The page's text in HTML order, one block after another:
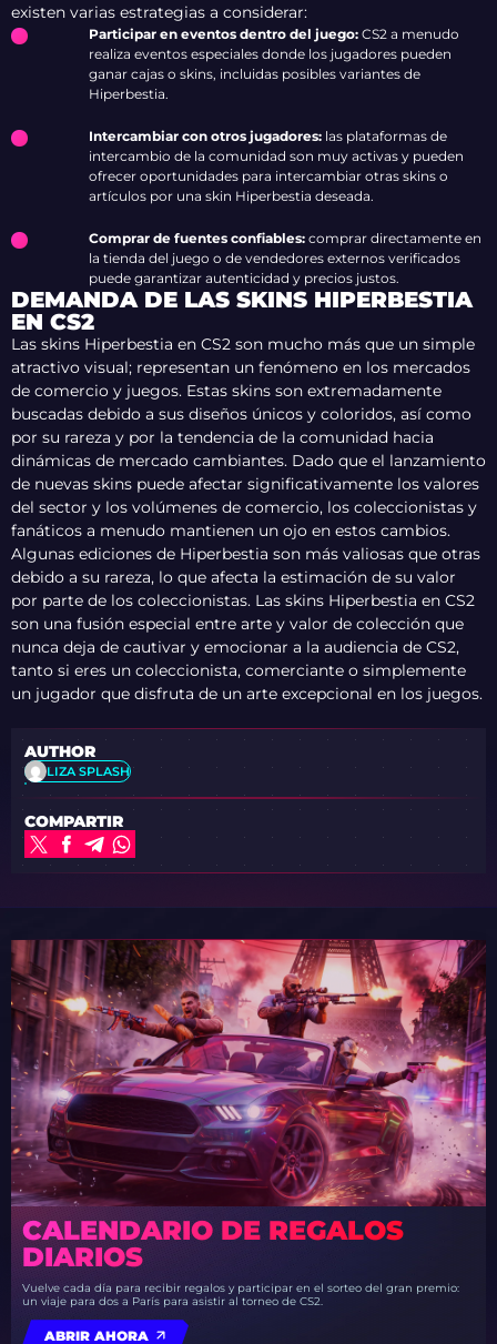
existen varias estrategias a considerar:
Participar en eventos dentro del juego: CS2 a menudo
realiza eventos especiales donde los jugadores pueden
ganar cajas o skins, incluidas posibles variantes de
Hiperbestia.
Intercambiar con otros jugadores: las plataformas de
intercambio de la comunidad son muy activas y pueden
ofrecer oportunidades para intercambiar otras skins o
artículos por una skin Hiperbestia deseada.
Comprar de fuentes confiables: comprar directamente en
la tienda del juego o de vendedores externos verificados
puede garantizar autenticidad y precios justos.
DEMANDA DE LAS SKINS HIPERBESTIA
EN CS2
Las skins Hiperbestia en CS2 son mucho más que un simple
atractivo visual; representan un fenómeno en los mercados
de comercio y juegos. Estas skins son extremadamente
buscadas debido a sus diseños únicos y coloridos, así como
por su rareza y por la tendencia de la comunidad hacia
dinámicas de mercado cambiantes. Dado que el lanzamiento
de nuevas skins puede afectar significativamente los valores
del sector y los volúmenes de comercio, los coleccionistas y
fanáticos a menudo mantienen un ojo en estos cambios.
Algunas ediciones de Hiperbestia son más valiosas que otras
debido a su rareza, lo que afecta la estimación de su valor
por parte de los coleccionistas. Las skins Hiperbestia en CS2
son una fusión especial entre arte y valor de colección que
nunca deja de cautivar y emocionar a la audiencia de CS2,
tanto si eres un coleccionista, comerciante o simplemente
un jugador que disfruta de un arte excepcional en los juegos.
AUTHOR
LIZA SPLASH
COMPARTIR
CALENDARIO DE REGALOS
DIARIOS
Vuelve cada día para recibir regalos y participar en el sorteo del gran premio:
un viaje para dos a París para asistir al torneo de CS2.
ABRIR AHORA